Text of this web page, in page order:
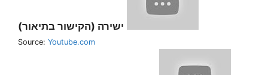
ישירה (הקישור בתיאור)
Source: Youtube.com